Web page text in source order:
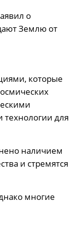
о
Землю от
которые
технологии для
наличием
и стремятся
многие